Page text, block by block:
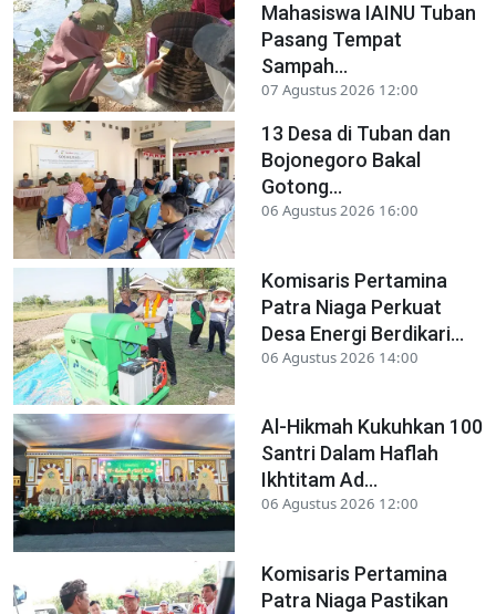
Mahasiswa IAINU Tuban
Pasang Tempat
Sampah...
07 Agustus 2026 12:00
13 Desa di Tuban dan
Bojonegoro Bakal
Gotong...
06 Agustus 2026 16:00
Komisaris Pertamina
Patra Niaga Perkuat
Desa Energi Berdikari...
06 Agustus 2026 14:00
Al-Hikmah Kukuhkan 100
Santri Dalam Haflah
Ikhtitam Ad...
06 Agustus 2026 12:00
Komisaris Pertamina
Patra Niaga Pastikan